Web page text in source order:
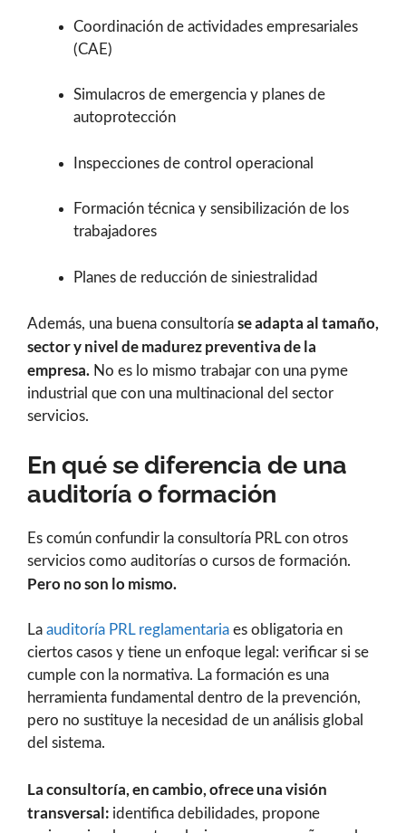
Coordinación de actividades empresariales
(CAE)
Simulacros de emergencia y planes de
autoprotección
Inspecciones de control operacional
Formación técnica y sensibilización de los
trabajadores
Planes de reducción de siniestralidad
Además, una buena consultoría se adapta al tamaño,
sector y nivel de madurez preventiva de la
empresa. No es lo mismo trabajar con una pyme
industrial que con una multinacional del sector
servicios.
En qué se diferencia de una
auditoría o formación
Es común confundir la consultoría PRL con otros
servicios como auditorías o cursos de formación.
Pero no son lo mismo.
La auditoría PRL reglamentaria es obligatoria en
ciertos casos y tiene un enfoque legal: verificar si se
cumple con la normativa. La formación es una
herramienta fundamental dentro de la prevención,
pero no sustituye la necesidad de un análisis global
del sistema.
La consultoría, en cambio, ofrece una visión
transversal: identifica debilidades, propone